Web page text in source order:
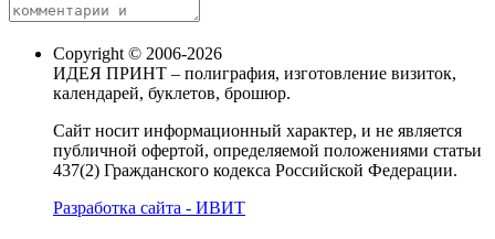
Copyright © 2006-2026
ИДЕЯ ПРИНТ – полиграфия, изготовление визиток,
календарей, буклетов, брошюр.
Сайт носит информационный характер, и не является
публичной офертой, определяемой положениями статьи
437(2) Гражданского кодекса Российской Федерации.
Разработка сайта - ИВИТ